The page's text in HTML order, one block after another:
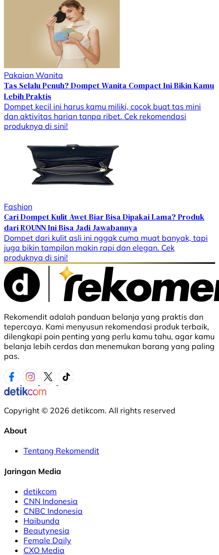
Pakaian Wanita
Tas Selalu Penuh? Dompet Wanita Compact Ini Bikin Kamu
Lebih Praktis
Dompet kecil ini harus kamu miliki, cocok buat tas mini
dan aktivitas harian tanpa ribet. Cek rekomendasi
produknya di sini!
Fashion
Cari Dompet Kulit Awet Biar Bisa Dipakai Lama? Produk
dari ROUNN Ini Bisa Jadi Jawabannya
Dompet dari kulit asli ini nggak cuma muat banyak, tapi
juga bikin tampilan makin rapi dan elegan. Cek
produknya di sini!
Rekomendit adalah panduan belanja yang praktis dan
tepercaya. Kami menyusun rekomendasi produk terbaik,
dilengkapi poin penting yang perlu kamu tahu, agar kamu
belanja lebih cerdas dan menemukan barang yang paling
pas.
Copyright © 2026 detikcom. All rights reserved
About
Tentang Rekomendit
Jaringan Media
detikcom
CNN Indonesia
CNBC Indonesia
Haibunda
Beautynesia
Female Daily
CXO Media